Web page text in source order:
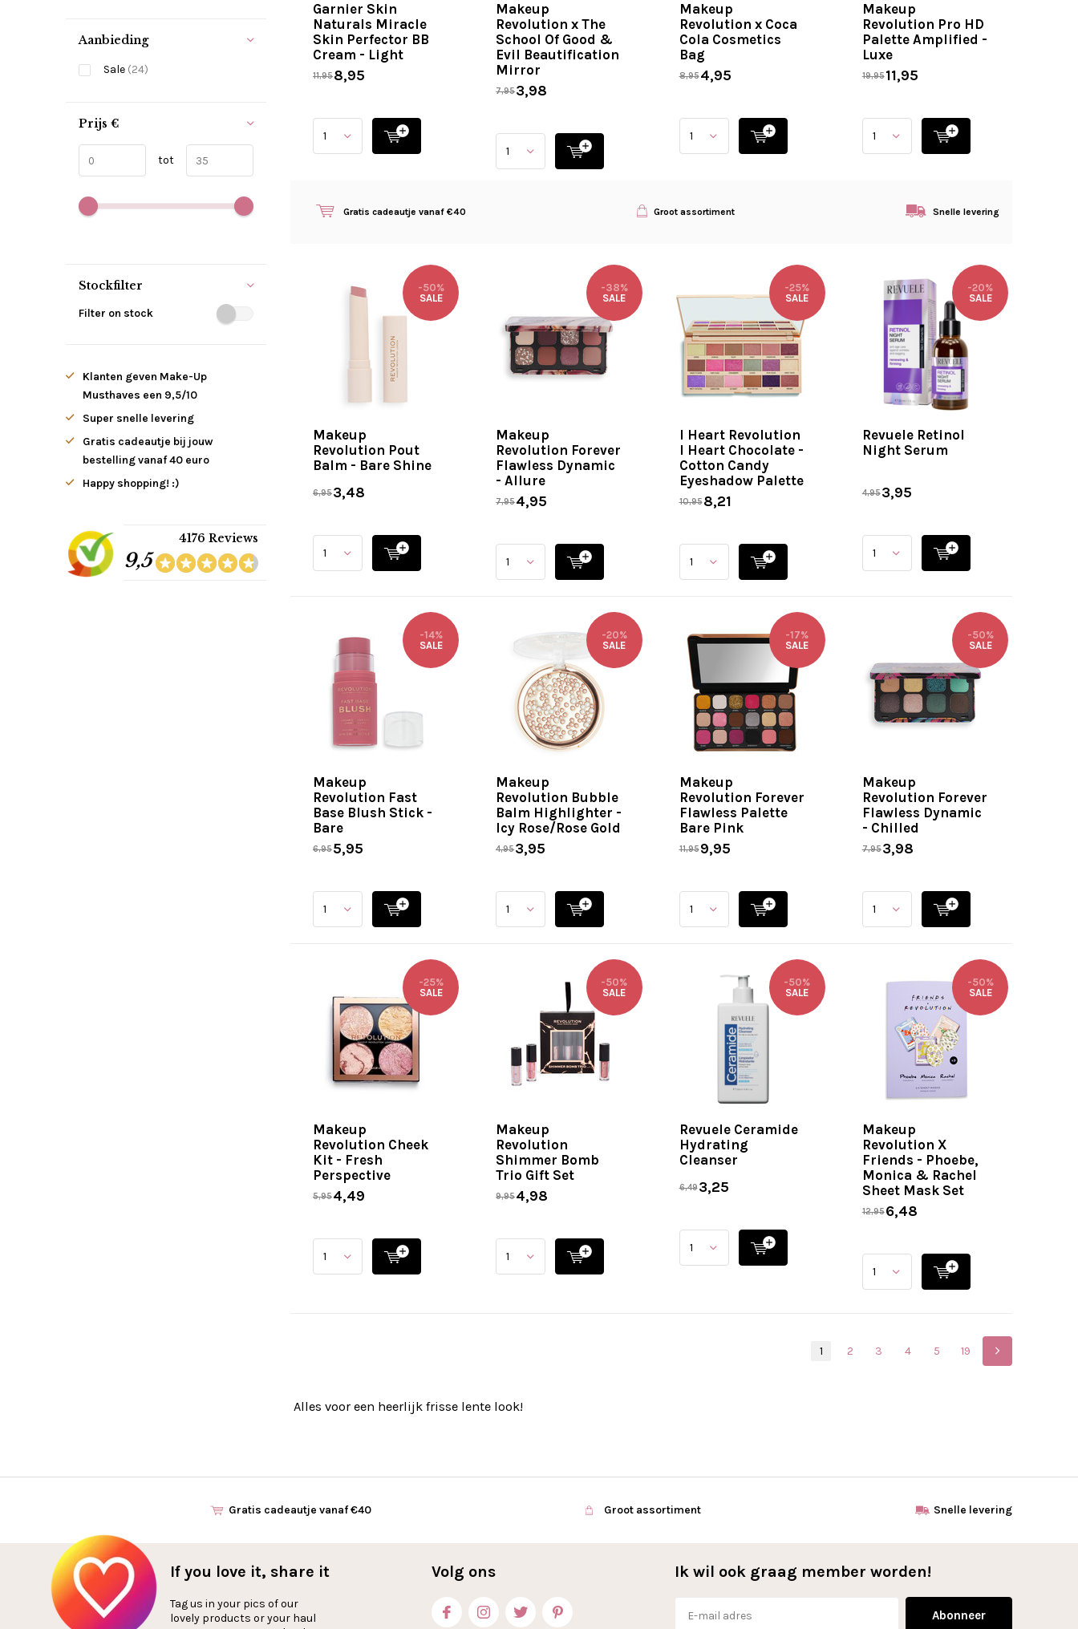
Garnier Skin
Naturals Miracle
Skin Perfector BB
Cream - Light
11,958,95
Makeup
Revolution x The
School Of Good &
Evil Beautification
Mirror
7,953,98
Makeup
Revolution x Coca
Cola Cosmetics
Bag
8,954,95
Makeup
Revolution Pro HD
Palette Amplified -
Luxe
19,9511,95
Gratis cadeautje vanaf €40 Groot assortiment Snelle levering
Makeup
Revolution Pout
Balm - Bare Shine
-50%
SALE
6,953,48
Makeup
Revolution Forever
Flawless Dynamic
- Allure
-38%
SALE
7,954,95
I Heart Revolution
I Heart Chocolate -
Cotton Candy
Eyeshadow Palette
-25%
SALE
10,958,21
Revuele Retinol
Night Serum
-20%
SALE
4,953,95
Makeup
Revolution Fast
Base Blush Stick -
Bare
-14%
SALE
6,955,95
Makeup
Revolution Bubble
Balm Highlighter -
Icy Rose/Rose Gold
-20%
SALE
4,953,95
Makeup
Revolution Forever
Flawless Palette
Bare Pink
-17%
SALE
11,959,95
Makeup
Revolution Forever
Flawless Dynamic
- Chilled
-50%
SALE
7,953,98
Makeup
Revolution Cheek
Kit - Fresh
Perspective
-25%
SALE
5,954,49
Makeup
Revolution
Shimmer Bomb
Trio Gift Set
-50%
SALE
9,954,98
Revuele Ceramide
Hydrating
Cleanser
-50%
SALE
6,493,25
Makeup
Revolution X
Friends - Phoebe,
Monica & Rachel
Sheet Mask Set
-50%
SALE
12,956,48
1 2 3 4 5 19
Alles voor een heerlijk frisse lente look!
Aanbieding
Sale (24)
Prijs €
tot
Stockfilter
Filter on stock
Klanten geven Make-Up
Musthaves een 9,5/10
Super snelle levering
Gratis cadeautje bij jouw
bestelling vanaf 40 euro
Happy shopping! :)
9,5
4176 Reviews
Gratis cadeautje vanaf €40 Groot assortiment Snelle levering
If you love it, share it
Tag us in your pics of our
lovely products or your haul
Volg ons Ik wil ook graag member worden!
Abonneer